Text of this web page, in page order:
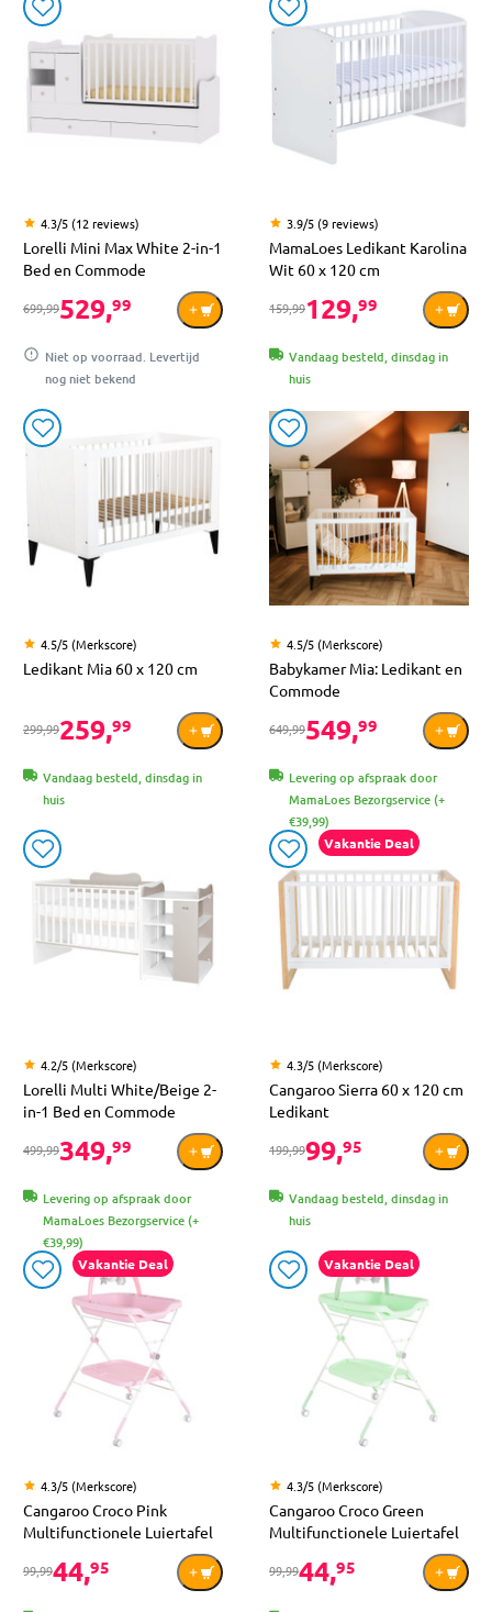
4.3/5 (12 reviews)
Lorelli Mini Max White 2-in-1
Bed en Commode
699,99529,99
Niet op voorraad. Levertijd
nog niet bekend
3.9/5 (9 reviews)
MamaLoes Ledikant Karolina
Wit 60 x 120 cm
159,99129,99
Vandaag besteld, dinsdag in
huis
4.5/5 (Merkscore)
Ledikant Mia 60 x 120 cm
299,99259,99
Vandaag besteld, dinsdag in
huis
4.5/5 (Merkscore)
Babykamer Mia: Ledikant en
Commode
649,99549,99
Levering op afspraak door
MamaLoes Bezorgservice (+
€39,99)
4.2/5 (Merkscore)
Lorelli Multi White/Beige 2-
in-1 Bed en Commode
499,99349,99
Levering op afspraak door
MamaLoes Bezorgservice (+
€39,99)
Vakantie Deal
4.3/5 (Merkscore)
Cangaroo Sierra 60 x 120 cm
Ledikant
199,9999,95
Vandaag besteld, dinsdag in
huis
Vakantie Deal
4.3/5 (Merkscore)
Cangaroo Croco Pink
Multifunctionele Luiertafel
99,9944,95
Vakantie Deal
4.3/5 (Merkscore)
Cangaroo Croco Green
Multifunctionele Luiertafel
99,9944,95